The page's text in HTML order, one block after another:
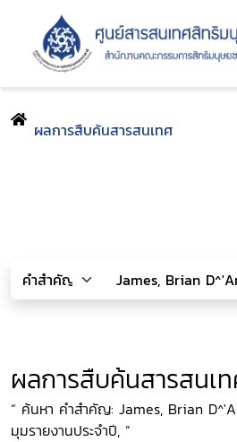
ผลการสืบค้นสารสนเทศ
ผลการสืบค้นสารสนเ
“ ค้นหา คำสำคัญ: James, Brian
มุมรายงานประจำปี, ”